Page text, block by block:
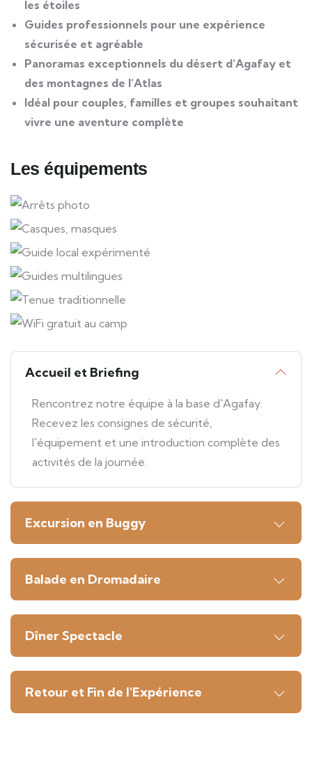
les étoiles
Guides professionnels pour une expérience
sécurisée et agréable
Panoramas exceptionnels du désert d’Agafay et
des montagnes de l’Atlas
Idéal pour couples, familles et groupes souhaitant
vivre une aventure complète
Les équipements
Arrêts photo
Casques, masques
Guide local expérimenté
Guides multilingues
Tenue traditionnelle
WiFi gratuit au camp
Accueil et Briefing
Rencontrez notre équipe à la base d'Agafay.
Recevez les consignes de sécurité,
l'équipement et une introduction complète des
activités de la journée.
Excursion en Buggy
Balade en Dromadaire
Dîner Spectacle
Retour et Fin de l'Expérience